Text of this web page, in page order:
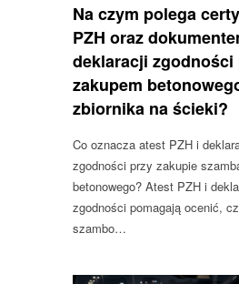
Na czym polega
PZH oraz
deklaracji zgodności
zakupem
zbiornika na ścieki?
Co oznacza atest PZH i
zgodności przy zakupie
betonowego? Atest PZH i
zgodności pomagają ocenić,
szambo…